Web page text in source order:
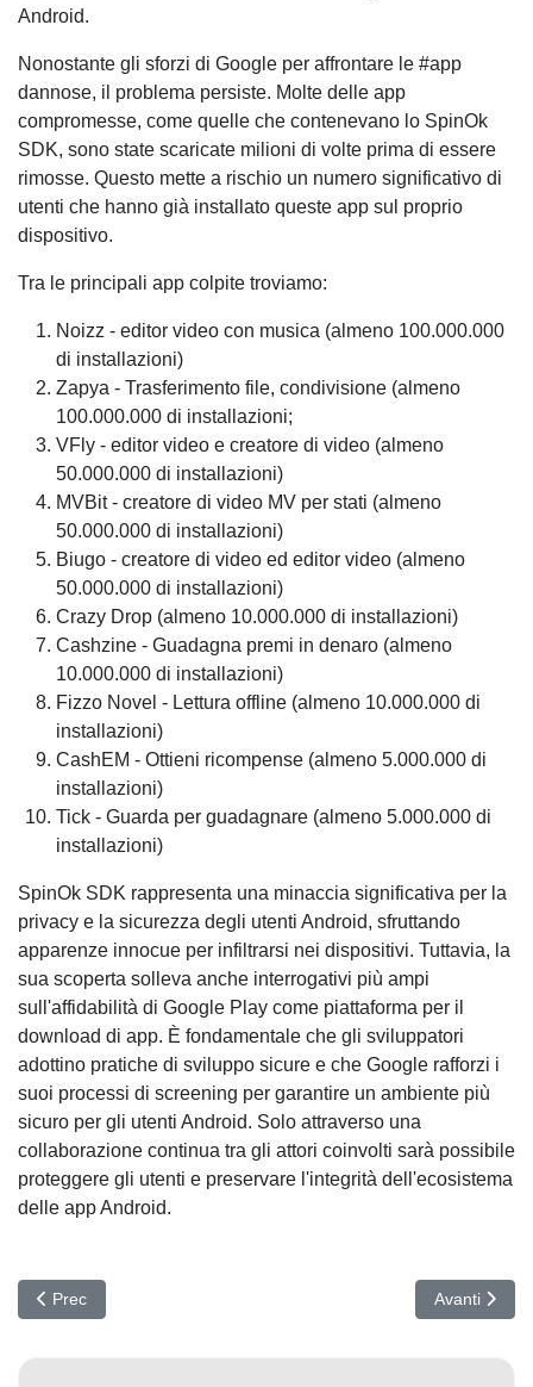
Android.
Nonostante gli sforzi di Google per affrontare le #app
dannose, il problema persiste. Molte delle app
compromesse, come quelle che contenevano lo SpinOk
SDK, sono state scaricate milioni di volte prima di essere
rimosse. Questo mette a rischio un numero significativo di
utenti che hanno già installato queste app sul proprio
dispositivo.
Tra le principali app colpite troviamo:
Noizz - editor video con musica (almeno 100.000.000
di installazioni)
Zapya - Trasferimento file, condivisione (almeno
100.000.000 di installazioni;
VFly - editor video e creatore di video (almeno
50.000.000 di installazioni)
MVBit - creatore di video MV per stati (almeno
50.000.000 di installazioni)
Biugo - creatore di video ed editor video (almeno
50.000.000 di installazioni)
Crazy Drop (almeno 10.000.000 di installazioni)
Cashzine - Guadagna premi in denaro (almeno
10.000.000 di installazioni)
Fizzo Novel - Lettura offline (almeno 10.000.000 di
installazioni)
CashEM - Ottieni ricompense (almeno 5.000.000 di
installazioni)
Tick - Guarda per guadagnare (almeno 5.000.000 di
installazioni)
SpinOk SDK rappresenta una minaccia significativa per la
privacy e la sicurezza degli utenti Android, sfruttando
apparenze innocue per infiltrarsi nei dispositivi. Tuttavia, la
sua scoperta solleva anche interrogativi più ampi
sull'affidabilità di Google Play come piattaforma per il
download di app. È fondamentale che gli sviluppatori
adottino pratiche di sviluppo sicure e che Google rafforzi i
suoi processi di screening per garantire un ambiente più
sicuro per gli utenti Android. Solo attraverso una
collaborazione continua tra gli attori coinvolti sarà possibile
proteggere gli utenti e preservare l'integrità dell'ecosistema
delle app Android.
Articolo precedente: Sextortion e Deepfake: un mix criminale
Prec Articolo
Avanti